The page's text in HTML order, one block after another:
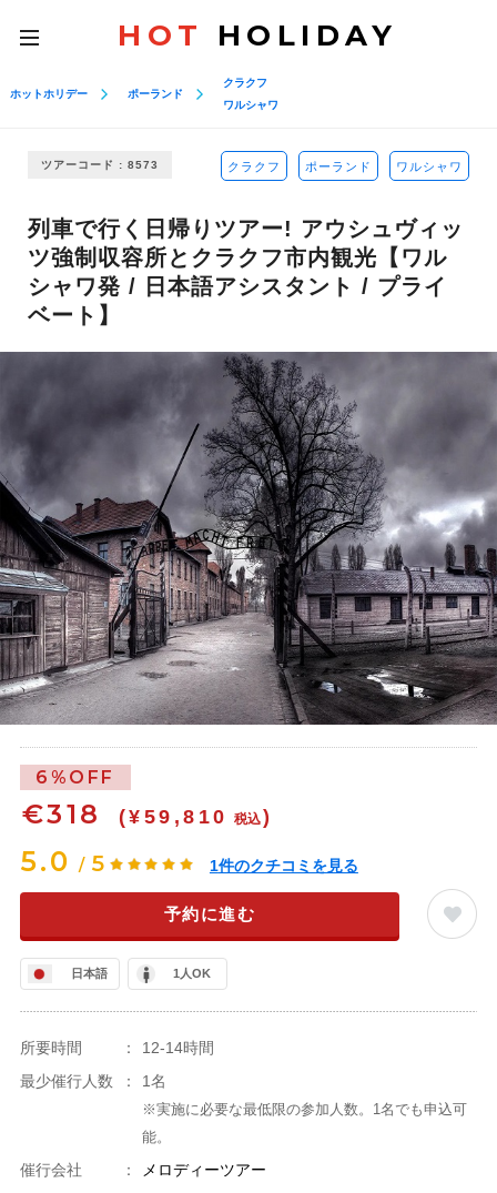
toggle
navigation
HOT HOLIDAY
ホットホリデー ポーランド
クラクフ
ワルシャワ
ツアーコード : 8573 クラクフ ポーランド ワルシャワ
列車で行く日帰りツアー! アウシュヴィッ
ツ強制収容所とクラクフ市内観光【ワル
シャワ発 / 日本語アシスタント / プライ
ベート】
6%OFF
€318 (¥59,810 税込)
5.0 / 5 1件のクチコミを見る
予約に進む
日本語 1人OK
所要時間 ：
12-14時間
最少催行人数
： 1名
※実施に必要な最低限の参加人数。1名でも申込可
能。
催行会社 ： メロディーツアー